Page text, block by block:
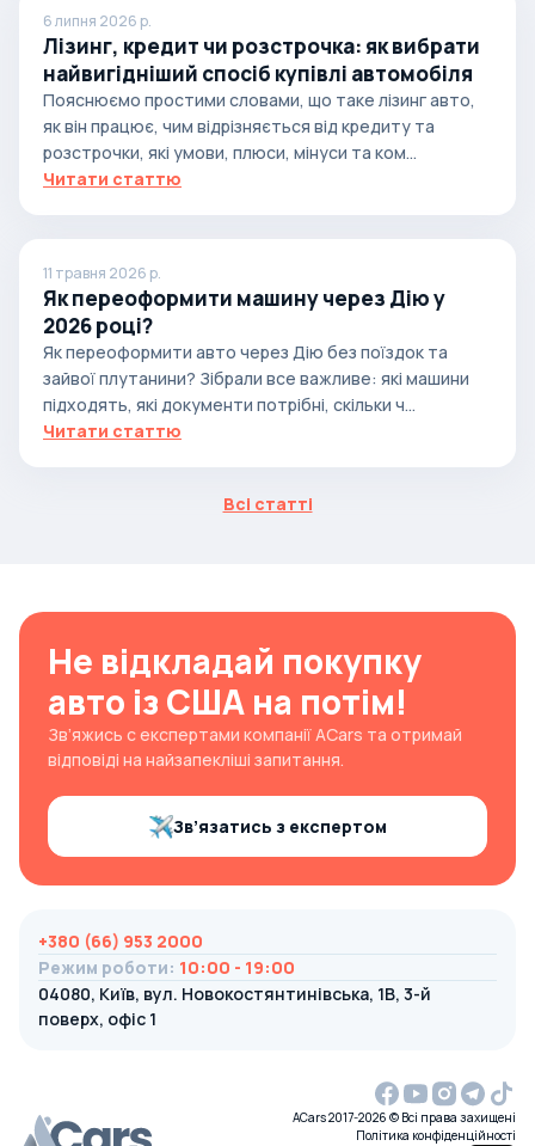
6 липня 2026 р.
Лізинг, кредит чи розстрочка: як вибрати
найвигідніший спосіб купівлі автомобіля
Пояснюємо простими словами, що таке лізинг авто,
як він працює, чим відрізняється від кредиту та
розстрочки, які умови, плюси, мінуси та ком...
Читати статтю
11 травня 2026 р.
Як переоформити машину через Дію у
2026 році?
Як переоформити авто через Дію без поїздок та
зайвої плутанини? Зібрали все важливе: які машини
підходять, які документи потрібні, скільки ч...
Читати статтю
Всі статті
Не відкладай покупку
авто із США на потім!
Зв’яжись с експертами компанії ACars та отримай
відповіді на найзапекліші запитання.
Зв’язатись з експертом
+380 (66) 953 2000
Режим роботи: 10:00 - 19:00
04080, Київ, вул. Новокостянтинівська, 1В, 3-й
поверх, офіс 1
ACars 2017-2026 © Всі права захищені
Політика конфіденційності